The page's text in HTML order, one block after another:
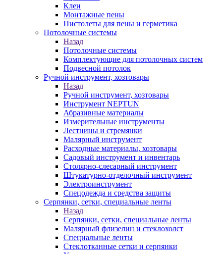
Клеи
Монтажные пены
Пистолеты для пены и герметика
Потолочные системы
Назад
Потолочные системы
Комплектующие для потолочных систем
Подвесной потолок
Ручной инструмент, хозтовары
Назад
Ручной инструмент, хозтовары
Инструмент NEPTUN
Абразивные материалы
Измерительные инструменты
Лестницы и стремянки
Малярный инструмент
Расходные материалы, хозтовары
Садовый инструмент и инвентарь
Столярно-слесарный инструмент
Штукатурно-отделочный инструмент
Электроинструмент
Спецодежда и средства защиты
Серпянки, сетки, специальные ленты
Назад
Серпянки, сетки, специальные ленты
Малярный флизелин и стеклохолст
Специальные ленты
Стеклотканные сетки и серпянки